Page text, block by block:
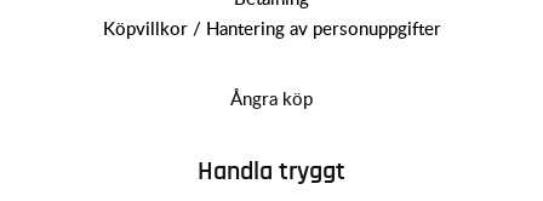
Köpvillkor / Hantering av personuppgifter
Ångra köp
Handla tryggt